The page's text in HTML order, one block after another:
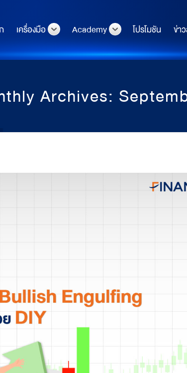
เครื่องมือ Academy โปรโมชัน ข่า
Archives: